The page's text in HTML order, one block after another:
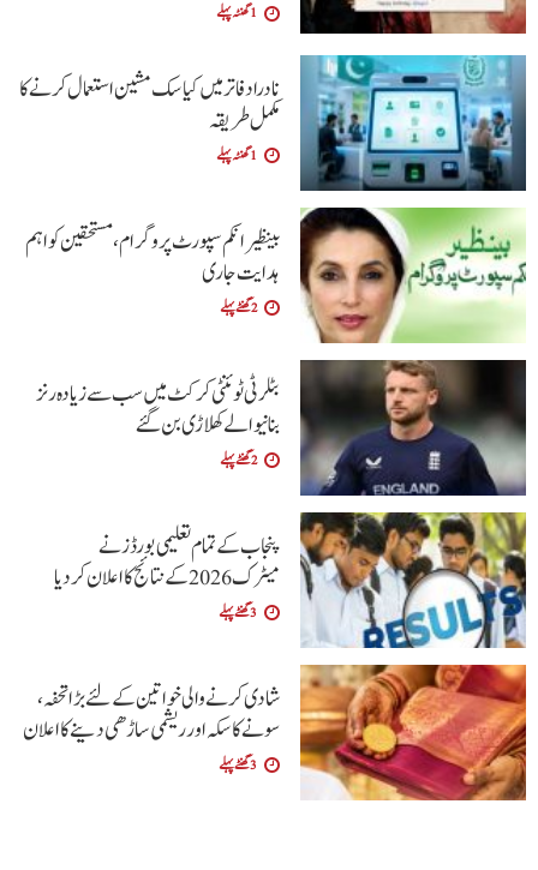
1 گھنٹہ پہلے
نادرا دفاتر میں کیاسک مشین استعمال کرنے کا
مکمل طریقہ
1 گھنٹہ پہلے
بینظیر انکم سپورٹ پروگرام،مستحقین کو اہم
ہدایت جاری
2 گھنٹے پہلے
بٹلر ٹی ٹوئنٹی کرکٹ میں سب سے زیادہ رنز
بنانیوالے کھلاڑی بن گئے
2 گھنٹے پہلے
پنجاب کے تمام تعلیمی بورڈ ز نے
میٹرک 2026 کے نتائج کا اعلان کردیا
3 گھنٹے پہلے
شادی کرنے والی خواتین کےلئے بڑا تحفہ،
سونے کا سکہ اور ریشمی ساڑھی دینے کا اعلان
3 گھنٹے پہلے